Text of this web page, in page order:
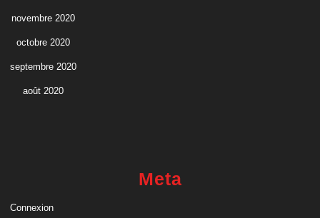
novembre 2020
octobre 2020
septembre 2020
août 2020
Meta
Connexion